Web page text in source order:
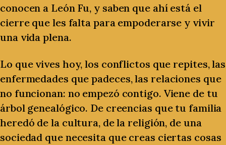
conocen a León Fu, y saben que ahí está el
cierre que les falta para empoderarse y vivir
una vida plena.
Lo que vives hoy, los conflictos que repites, las
enfermedades que padeces, las relaciones que
no funcionan: no empezó contigo. Viene de tu
árbol genealógico. De creencias que tu familia
heredó de la cultura, de la religión, de una
sociedad que necesita que creas ciertas cosas